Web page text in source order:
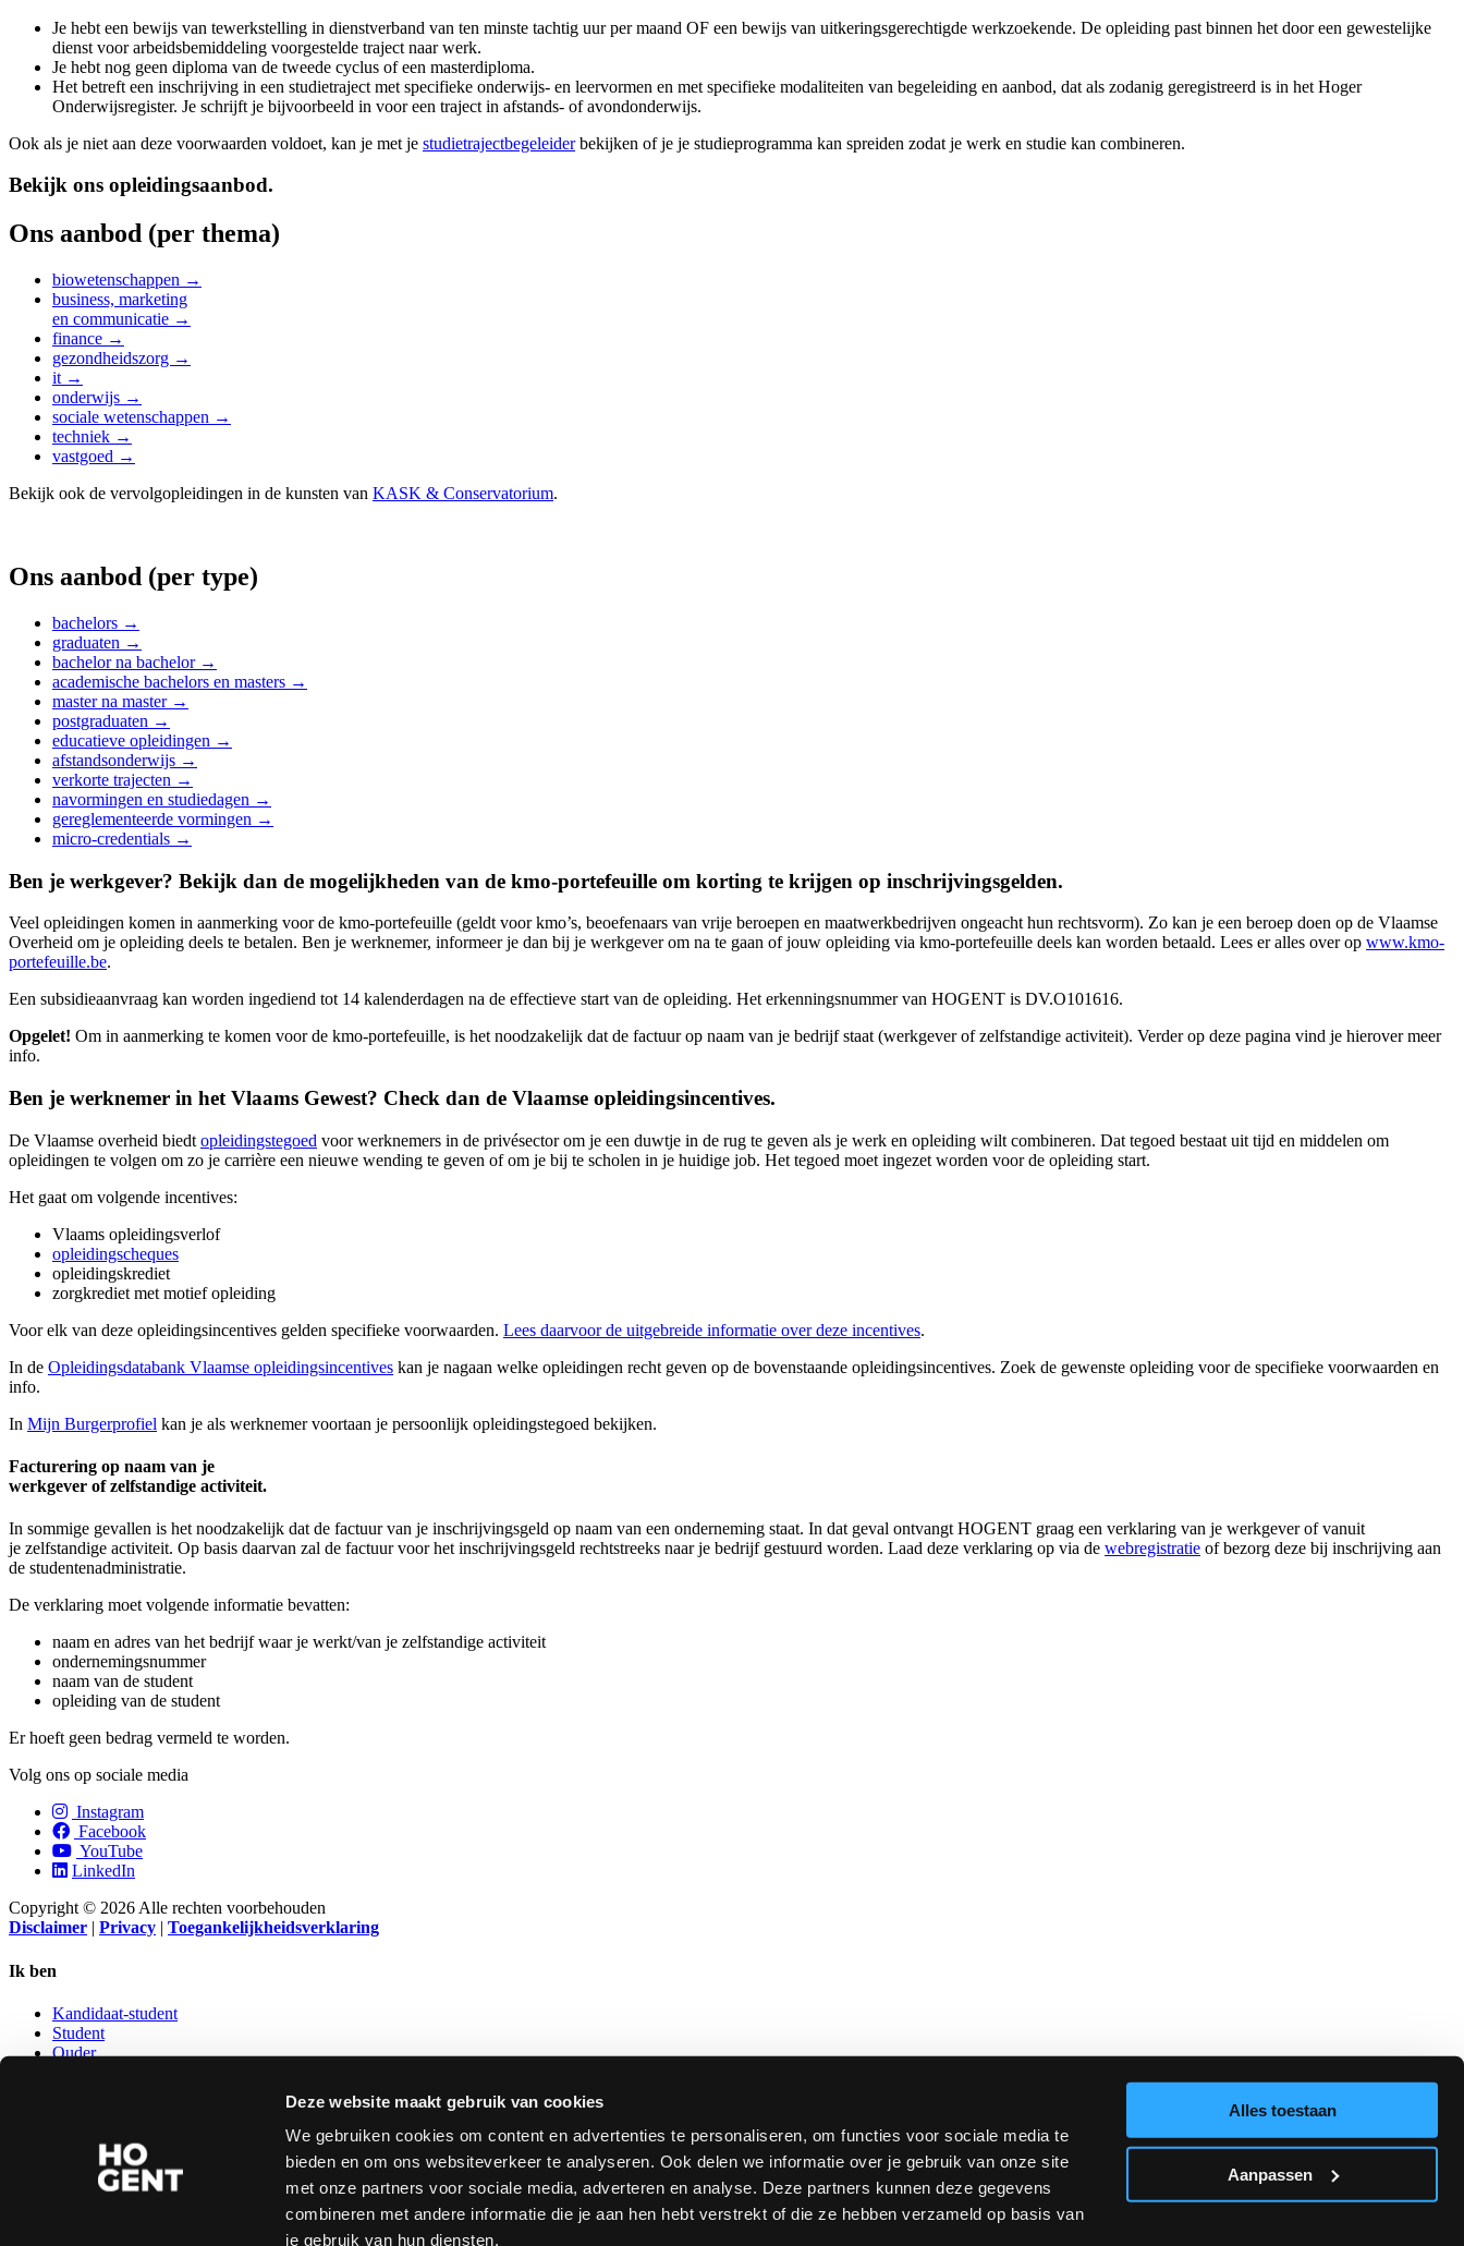
Deze website maakt gebruik van cookies
We gebruiken cookies om content en advertenties te personaliseren, om functies voor sociale media te
bieden en om ons websiteverkeer te analyseren. Ook delen we informatie over je gebruik van onze site
met onze partners voor sociale media, adverteren en analyse. Deze partners kunnen deze gegevens
combineren met andere informatie die je aan hen hebt verstrekt of die ze hebben verzameld op basis van
je gebruik van hun diensten.
Alles toestaan
Aanpassen
Werken en studeren.
Je hebt een bewijs van tewerkstelling in dienstverband van ten minste tachtig uur per maand OF een bewijs van uitkeringsgerechtigde werkzoekende. De opleiding past binnen het door een gewestelijke
dienst voor arbeidsbemiddeling voorgestelde traject naar werk.
Je hebt nog geen diploma van de tweede cyclus of een masterdiploma.
Het betreft een inschrijving in een studietraject met specifieke onderwijs- en leervormen en met specifieke modaliteiten van begeleiding en aanbod, dat als zodanig geregistreerd is in het Hoger
Onderwijsregister. Je schrijft je bijvoorbeeld in voor een traject in afstands- of avondonderwijs.
Ook als je niet aan deze voorwaarden voldoet, kan je met je studietrajectbegeleiderbekijken of je je studie­programma kan spreiden zodat je werk en studie kan combineren.
Bekijk ons opleidingsaanbod.
Ons aanbod (per thema)
biowetenschappen →
business, marketing
en communicatie →
finance →
gezondheidszorg →
it →
onderwijs →
sociale wetenschappen →
techniek →
vastgoed →
Bekijk ook de vervolgopleidingen in de kunsten van KASK & Conservatorium.
Ons aanbod (per type)
bachelors →
graduaten →
bachelor na bachelor →
academische bachelors en masters →
master na master →
postgraduaten →
educatieve opleidingen →
afstandsonderwijs →
verkorte trajecten →
navormingen en studiedagen →
gereglementeerde vormingen →
micro-credentials →
Ben je werkgever? Bekijk dan de mogelijkheden van de kmo-portefeuille om korting te krijgen op inschrijvingsgelden.
Veel opleidingen komen in aanmerking voor de kmo-portefeuille (geldt voor kmo’s, beoefenaars van vrije beroepen en maatwerkbedrijven ongeacht hun rechtsvorm). Zo kan je een beroep doen op de Vlaamse
Overheid om je opleiding deels te betalen. Ben je werknemer, informeer je dan bij je werkgever om na te gaan of jouw opleiding via kmo-portefeuille deels kan worden betaald. Lees er alles over op www.kmo-
portefeuille.be.
Een subsidieaanvraag kan worden ingediend tot 14 kalenderdagen na de effectieve start van de opleiding. Het erkenningsnummer van HOGENT is DV.O101616.
Opgelet! Om in aanmerking te komen voor de kmo-portefeuille, is het noodzakelijk dat de factuur op naam van je bedrijf staat (werkgever of zelfstandige activiteit). Verder op deze pagina vind je hierover meer
info.
Ben je werknemer in het Vlaams Gewest? Check dan de Vlaamse opleidings­incentives.
De Vlaamse overheid biedt opleidingstegoed voor werknemers in de privésector om je een duwtje in de rug te geven als je werk en opleiding wilt combineren. Dat tegoed bestaat uit tijd en middelen om
opleidingen te volgen om zo je carrière een nieuwe wending te geven of om je bij te scholen in je huidige job. Het tegoed moet ingezet worden voor de opleiding start.
Het gaat om volgende incentives:
Vlaams opleidingsverlof
opleidingscheques
opleidingskrediet
zorgkrediet met motief opleiding
Voor elk van deze opleidingsincentives gelden specifieke voorwaarden. Lees daarvoor de uitgebreide informatie over deze incentives.
In de Opleidingsdatabank Vlaamse opleidingsincentives kan je nagaan welke opleidingen recht geven op de bovenstaande opleidingsincentives. Zoek de gewenste opleiding voor de specifieke voorwaarden en
info.
In Mijn Burgerprofiel kan je als werknemer voortaan je persoonlijk opleidingstegoed bekijken.
Facturering op naam van je
werkgever of zelfstandige activiteit.
In sommige gevallen is het noodzakelijk dat de factuur van je inschrijvingsgeld op naam van een onderneming staat. In dat geval ontvangt HOGENT graag een verklaring van je werkgever of vanuit
je zelfstandige activiteit. Op basis daarvan zal de factuur voor het inschrijvingsgeld rechtstreeks naar je bedrijf gestuurd worden. Laad deze verklaring op via de webregistratie of bezorg deze bij inschrijving aan
de studentenadministratie.
De verklaring moet volgende informatie bevatten:
naam en adres van het bedrijf waar je werkt/van je zelfstandige activiteit
ondernemingsnummer
naam van de student
opleiding van de student
Er hoeft geen bedrag vermeld te worden.
Volg ons op sociale media
Instagram
Facebook
YouTube
LinkedIn
Copyright © 2026 Alle rechten voorbehouden
Disclaimer | Privacy | Toegankelijkheidsverklaring
Ik ben
Kandidaat-student
Student
Ouder
NUTTIGE LINKS